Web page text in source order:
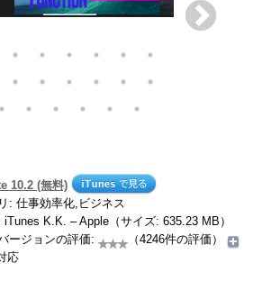
10.2 (無料)
: 仕事効率化,ビジネス
iTunes K.K. – Apple（サイズ: 635.23 MB）
ージョンの評価:
（4246件の評価）
応